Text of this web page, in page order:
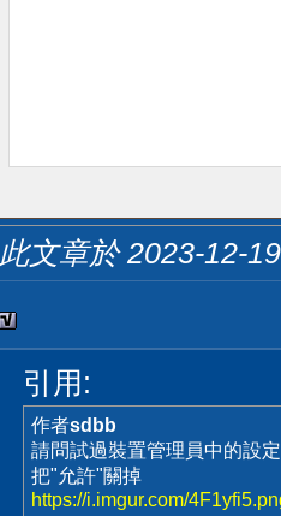
此文章於 2023-12-
引用:
作者sdbb
請問試過裝置管理員中的設
把"允許"關掉
https://i.imgur.com/